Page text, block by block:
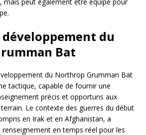
du
Bat
du Northrop Grumman Bat
tactique, capable de fournir une
précis et opportuns aux
Le contexte des guerres du début
en Irak et en Afghanistan, a
en temps réel pour les